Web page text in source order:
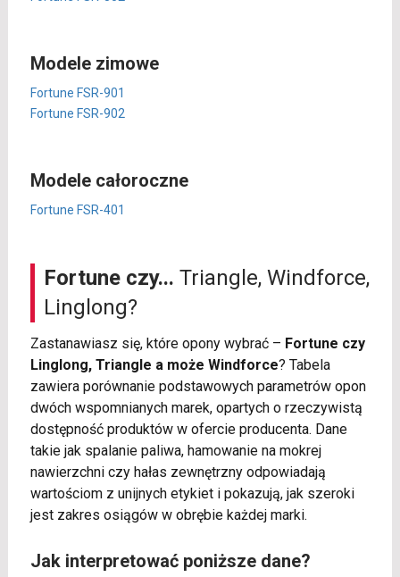
Modele zimowe
Fortune FSR-901
Fortune FSR-902
Modele całoroczne
Fortune FSR-401
Fortune czy... Triangle, Windforce,
Linglong?
Zastanawiasz się, które opony wybrać – Fortune czy
Linglong, Triangle a może Windforce? Tabela
zawiera porównanie podstawowych parametrów opon
dwóch wspomnianych marek, opartych o rzeczywistą
dostępność produktów w ofercie producenta. Dane
takie jak spalanie paliwa, hamowanie na mokrej
nawierzchni czy hałas zewnętrzny odpowiadają
wartościom z unijnych etykiet i pokazują, jak szeroki
jest zakres osiągów w obrębie każdej marki.
Jak interpretować poniższe dane?